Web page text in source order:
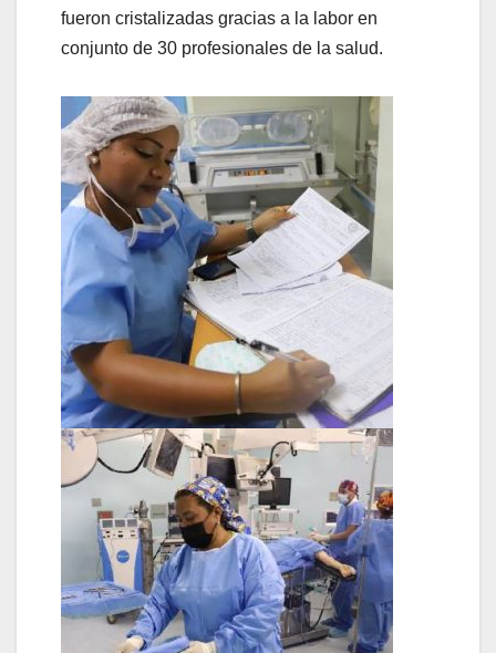
fueron cristalizadas gracias a la labor en
conjunto de 30 profesionales de la salud.